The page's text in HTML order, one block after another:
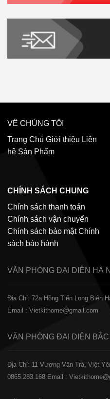
VỀ CHÚNG TÔI
Trang Chủ Giới thiệu Liên
hệ Sản Phẩm
CHÍNH SÁCH CHUNG
Chính sách thanh toán
Chính sách vận chuyển
Chính sách bảo mật Chính
sách bảo hành
VĂN PHÒNG ĐẠI DIỆN HÀ
Địa Chỉ: 72a Hồng Tiến Long Biên
Email : Vietkithome@gmail.com
VĂN PHÒNG ĐẠI DIỆN
Địa Chỉ: 11 Vương Văn Trà, Việt
0865.283.168 Email :